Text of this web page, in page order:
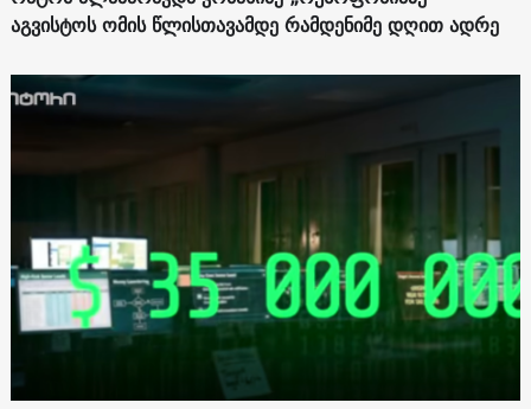
აგვისტოს ომის წლისთავამდე რამდენიმე დღით ადრე